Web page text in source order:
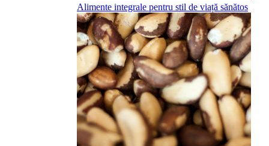
Alimente integrale pentru stil de viață sănătos